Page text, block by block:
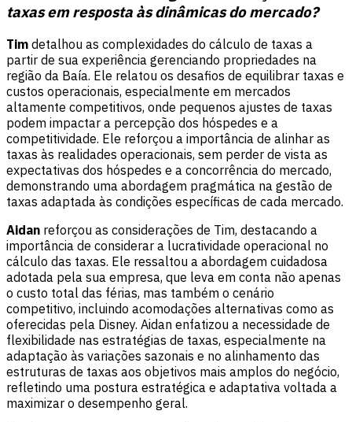
taxas em resposta às dinâmicas do mercado?
Tim detalhou as complexidades do cálculo de taxas a
partir de sua experiência gerenciando propriedades na
região da Baía. Ele relatou os desafios de equilibrar taxas e
custos operacionais, especialmente em mercados
altamente competitivos, onde pequenos ajustes de taxas
podem impactar a percepção dos hóspedes e a
competitividade. Ele reforçou a importância de alinhar as
taxas às realidades operacionais, sem perder de vista as
expectativas dos hóspedes e a concorrência do mercado,
demonstrando uma abordagem pragmática na gestão de
taxas adaptada às condições específicas de cada mercado.
Aidan reforçou as considerações de Tim, destacando a
importância de considerar a lucratividade operacional no
cálculo das taxas. Ele ressaltou a abordagem cuidadosa
adotada pela sua empresa, que leva em conta não apenas
o custo total das férias, mas também o cenário
competitivo, incluindo acomodações alternativas como as
oferecidas pela Disney. Aidan enfatizou a necessidade de
flexibilidade nas estratégias de taxas, especialmente na
adaptação às variações sazonais e no alinhamento das
estruturas de taxas aos objetivos mais amplos do negócio,
refletindo uma postura estratégica e adaptativa voltada a
maximizar o desempenho geral.